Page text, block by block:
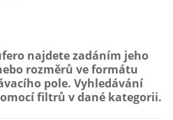
najdete zadáním jeho
rozměrů ve formátu
pole. Vyhledávání
filtrů v dané kategorii.